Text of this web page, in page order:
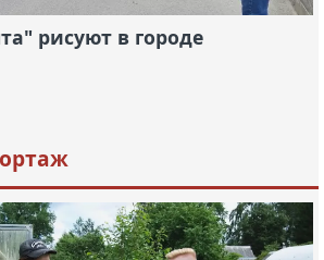
рисуют в городе